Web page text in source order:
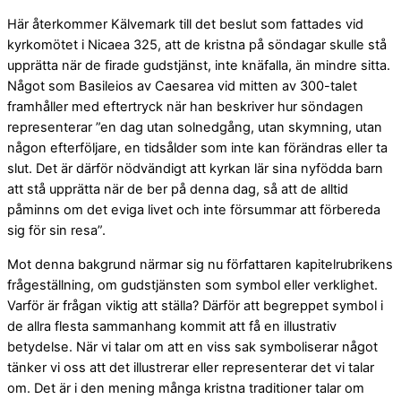
Här återkommer Kälvemark till det beslut som fattades vid
kyrkomötet i Nicaea 325, att de kristna på söndagar skulle stå
upprätta när de firade gudstjänst, inte knäfalla, än mindre sitta.
Något som Basileios av Caesarea vid mitten av 300-talet
framhåller med eftertryck när han beskriver hur söndagen
representerar ”en dag utan solnedgång, utan skymning, utan
någon efterföljare, en tidsålder som inte kan förändras eller ta
slut. Det är därför nödvändigt att kyrkan lär sina nyfödda barn
att stå upprätta när de ber på denna dag, så att de alltid
påminns om det eviga livet och inte försummar att förbereda
sig för sin resa”.
Mot denna bakgrund närmar sig nu författaren kapitelrubrikens
frågeställning, om gudstjänsten som symbol eller verklighet.
Varför är frågan viktig att ställa? Därför att begreppet symbol i
de allra flesta sammanhang kommit att få en illustrativ
betydelse. När vi talar om att en viss sak symboliserar något
tänker vi oss att det illustrerar eller representerar det vi talar
om. Det är i den mening många kristna traditioner talar om